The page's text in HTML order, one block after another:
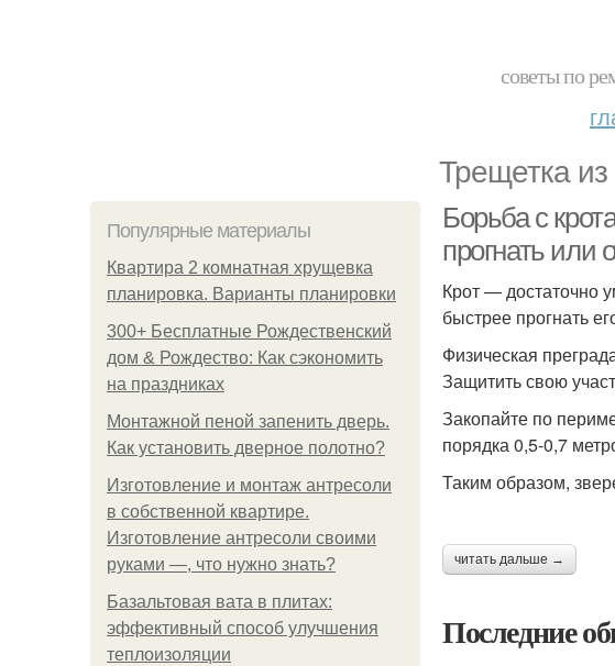
советы по
Трещетка из
Популярные материалы
Квартира 2 комнатная хрущевка
планировка. Варианты планировки
300+ Бесплатные Рождественский
дом & Рождество: Как сэкономить
на праздниках
Монтажной пеной запенить дверь.
Как установить дверное полотно?
Изготовление и монтаж антресоли
в собственной квартире.
Изготовление антресоли своими
руками —, что нужно знать?
Базальтовая вата в плитах:
эффективный способ улучшения
теплоизоляции
Борьба с
прогнать или
Крот — достаточно
быстрее прогнать
Физическая
Защитить свою
Закопайте по
порядка 0,5-0,7
Таким образом,
читать дальше →
Последние